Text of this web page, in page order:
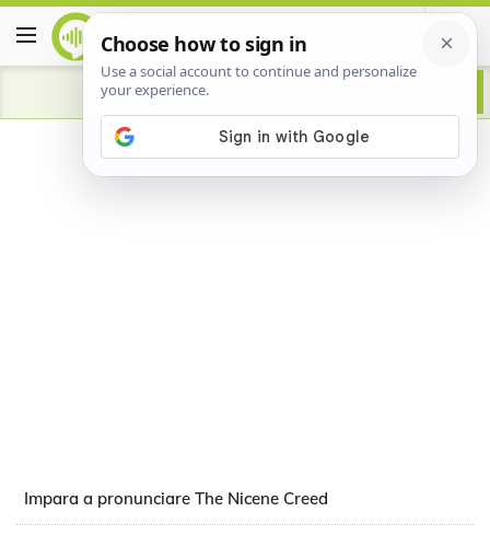
Advertisement
Impara a pronunciare The Nicene Creed